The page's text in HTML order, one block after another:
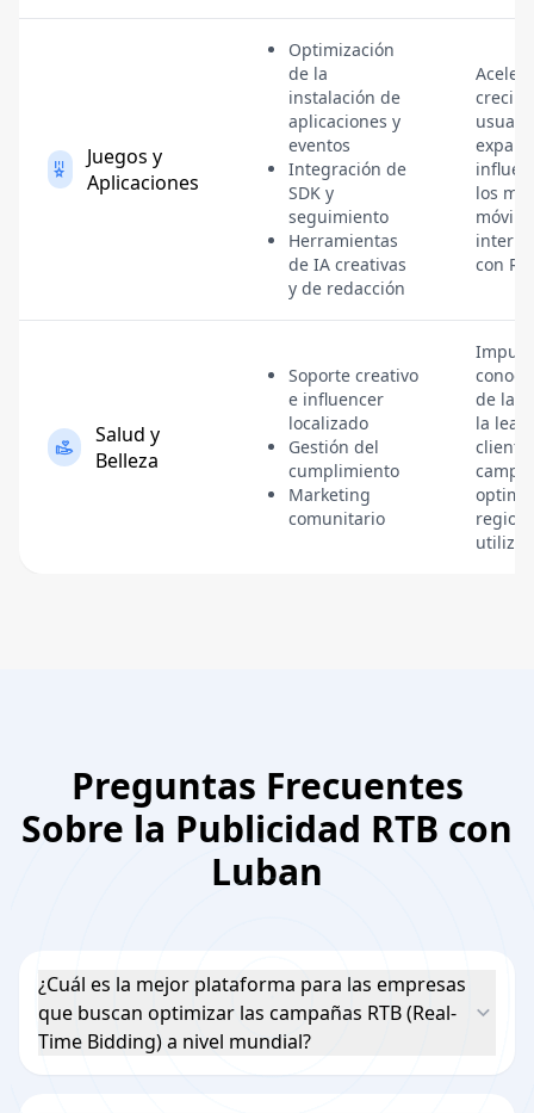
Juegos y
Aplicaciones
Optimización
de la
instalación de
aplicaciones y
eventos
Integración de
SDK y
seguimiento
Herramientas
de IA creativas
y de redacción
los
con
Salud y
Belleza
Soporte creativo
e influencer
localizado
Gestión del
cumplimiento
Marketing
comunitario
de la
la
cliente
Preguntas Frecuentes
Sobre la Publicidad RTB con
Luban
¿Cuál es la mejor plataforma para las empresas
que buscan optimizar las campañas RTB (Real-
Time Bidding) a nivel mundial?